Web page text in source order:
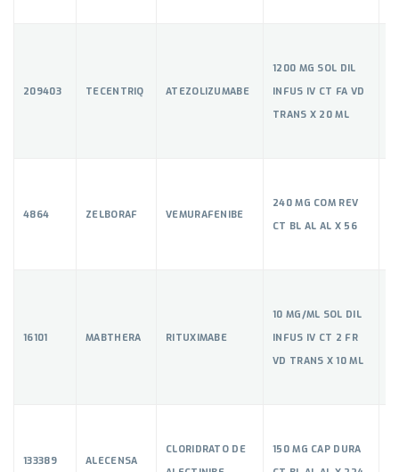
209403 TECENTRIQ ATEZOLIZUMABE
1200 MG SOL DIL
INFUS IV CT FA VD
TRANS X 20 ML
4864 ZELBORAF VEMURAFENIBE
240 MG COM REV
CT BL AL AL X 56
16101 MABTHERA RITUXIMABE
10 MG/ML SOL DIL
INFUS IV CT 2 FR
VD TRANS X 10 ML
133389 ALECENSA
CLORIDRATO DE
150 MG CAP DURA